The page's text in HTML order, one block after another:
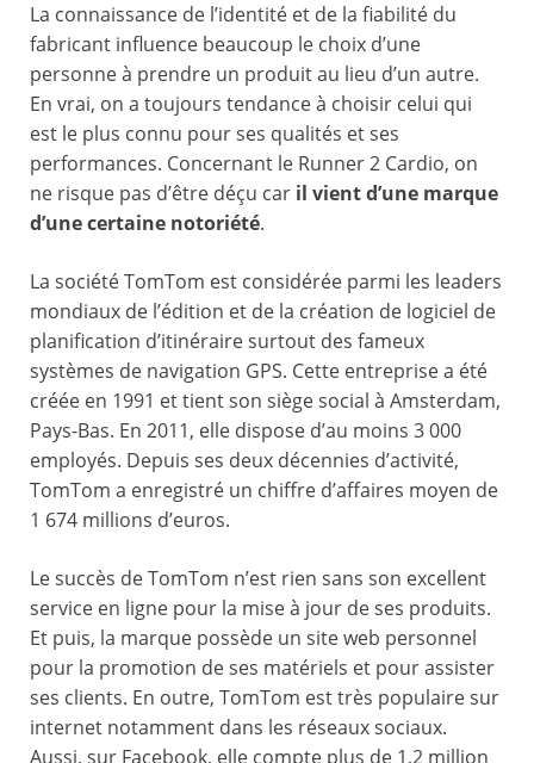
La connaissance de l’identité et de la fiabilité du
fabricant influence beaucoup le choix d’une
personne à prendre un produit au lieu d’un autre.
En vrai, on a toujours tendance à choisir celui qui
est le plus connu pour ses qualités et ses
performances. Concernant le Runner 2 Cardio, on
ne risque pas d’être déçu car il vient d’une marque
d’une certaine notoriété.
La société TomTom est considérée parmi les leaders
mondiaux de l’édition et de la création de logiciel de
planification d’itinéraire surtout des fameux
systèmes de navigation GPS. Cette entreprise a été
créée en 1991 et tient son siège social à Amsterdam,
Pays-Bas. En 2011, elle dispose d’au moins 3 000
employés. Depuis ses deux décennies d’activité,
TomTom a enregistré un chiffre d’affaires moyen de
1 674 millions d’euros.
Le succès de TomTom n’est rien sans son excellent
service en ligne pour la mise à jour de ses produits.
Et puis, la marque possède un site web personnel
pour la promotion de ses matériels et pour assister
ses clients. En outre, TomTom est très populaire sur
internet notamment dans les réseaux sociaux.
Aussi, sur Facebook, elle compte plus de 1,2 million